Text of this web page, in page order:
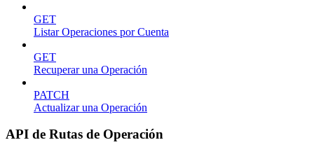
GET
Listar Operaciones por Cuenta
GET
Recuperar una Operación
PATCH
Actualizar una Operación
API de Rutas de Operación